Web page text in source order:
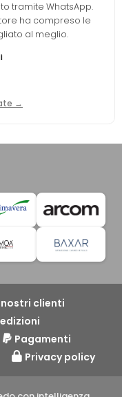
tramite WhatsApp.
ha compreso le
al meglio.
→
clienti
Pagamenti
Privacy policy